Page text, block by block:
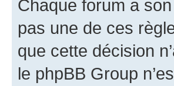
Chaque forum a
pas une de ces
que cette décision
le phpBB Group